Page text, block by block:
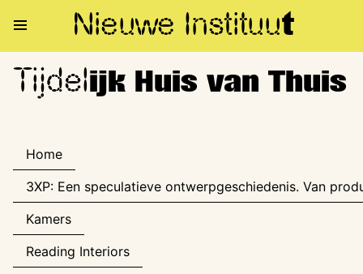
Nieuwe Instituut
Tijdelijk Huis van Thuis
Tijdelijk Huis van Thuis
Home
3XP: Een speculatieve ontwerpgeschiedenis. Van
Kamers
Reading Interiors